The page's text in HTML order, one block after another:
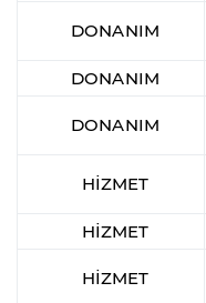
DONANIM
DONANIM
DONANIM
HİZMET
HİZMET
HİZMET